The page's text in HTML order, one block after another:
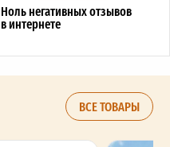
Ноль негативных отзывов
в интернете
ВСЕ ТОВАРЫ